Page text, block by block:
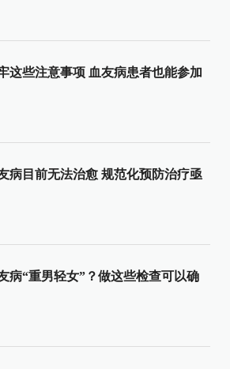
这些注意事项 血友病患者也能参加
病目前无法治愈 规范化预防治疗亟
病“重男轻女”？做这些检查可以确